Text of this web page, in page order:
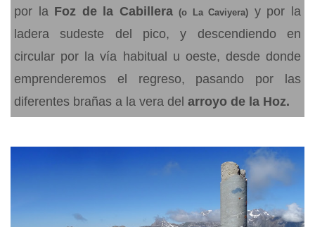
por laFoz de la Cabillera(o La Caviyera) y por la
ladera sudeste del pico, y descendiendo en
circular por la vía habitual u oeste, desde donde
emprenderemos el regreso, pasando por las
diferentes brañas a la vera del arroyo de la Hoz.